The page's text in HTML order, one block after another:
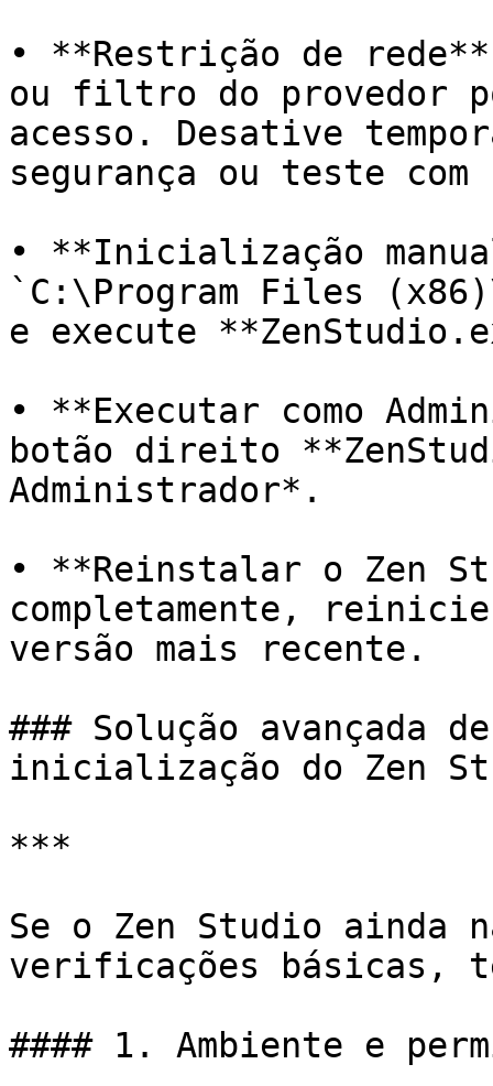
• **Restrição de
ou filtro do provedor
acesso. Desative
segurança ou teste com
• **Inicialização
`C:\Program Files
e execute
• **Executar como
botão direito
Administrador*.
• **Reinstalar o Zen
completamente,
versão mais recente.
### Solução avançada
inicialização do Zen
***
Se o Zen Studio ainda
verificações básicas,
#### 1. Ambiente e